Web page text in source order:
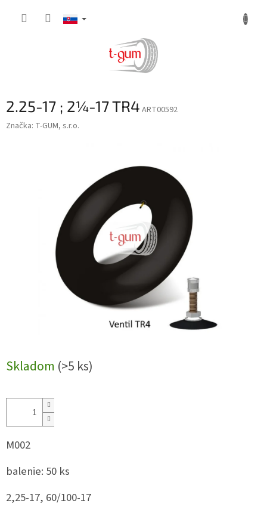
2.25-17 ; 2¼-17 TR4 ART00592
Značka: T-GUM, s.r.o.
Skladom (>5 ks)
M002
balenie: 50 ks
2,25-17, 60/100-17